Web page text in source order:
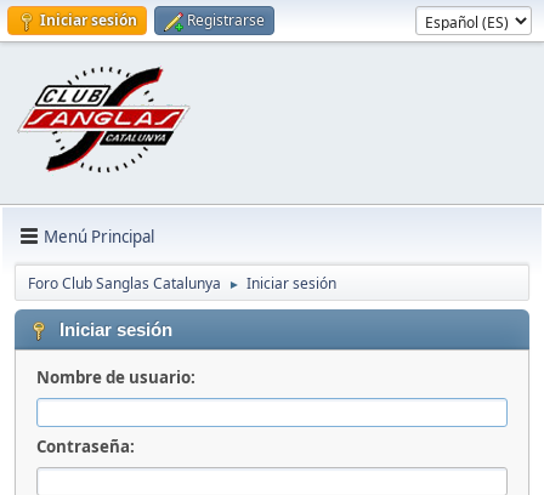
Iniciar sesión Registrarse
Menú Principal
Foro Club Sanglas Catalunya ► Iniciar sesión
Iniciar sesión
Nombre de usuario:
Contraseña: